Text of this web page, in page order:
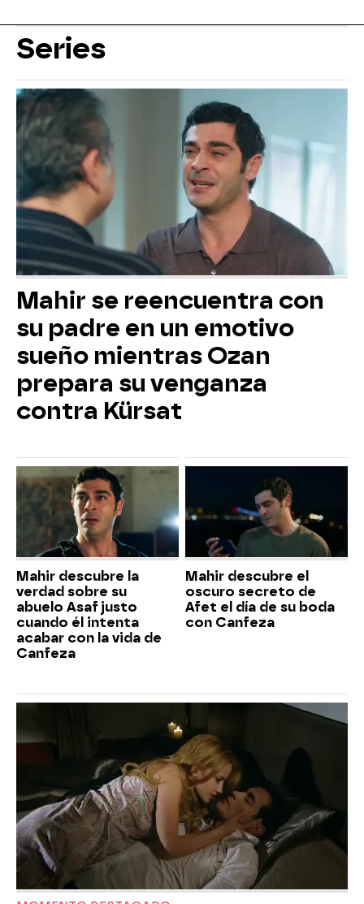
Series
Mahir se reencuentra con
su padre en un emotivo
sueño mientras Ozan
prepara su venganza
contra Kürsat
Mahir descubre la
verdad sobre su
abuelo Asaf justo
cuando él intenta
acabar con la vida de
Canfeza
Mahir descubre el
oscuro secreto de
Afet el día de su boda
con Canfeza